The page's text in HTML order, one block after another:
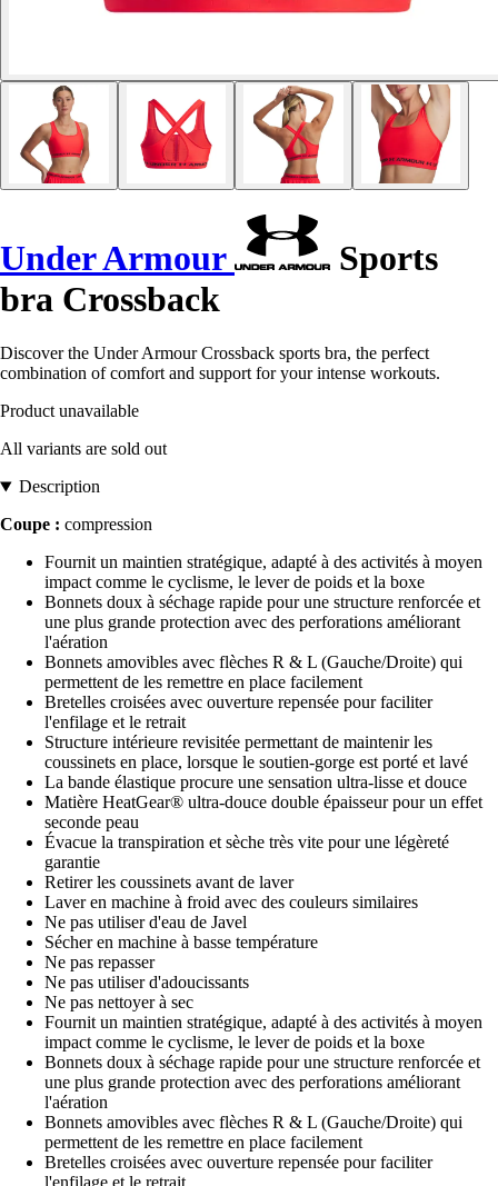
Under Armour
Sports
bra Crossback
Discover the Under Armour Crossback sports bra, the perfect
combination of comfort and support for your intense workouts.
Product unavailable
All variants are sold out
Description
Coupe : compression
Fournit un maintien stratégique, adapté à des activités à moyen
impact comme le cyclisme, le lever de poids et la boxe
Bonnets doux à séchage rapide pour une structure renforcée et
une plus grande protection avec des perforations améliorant
l'aération
Bonnets amovibles avec flèches R & L (Gauche/Droite) qui
permettent de les remettre en place facilement
Bretelles croisées avec ouverture repensée pour faciliter
l'enfilage et le retrait
Structure intérieure revisitée permettant de maintenir les
coussinets en place, lorsque le soutien-gorge est porté et lavé
La bande élastique procure une sensation ultra-lisse et douce
Matière HeatGear® ultra-douce double épaisseur pour un effet
seconde peau
Évacue la transpiration et sèche très vite pour une légèreté
garantie
Retirer les coussinets avant de laver
Laver en machine à froid avec des couleurs similaires
Ne pas utiliser d'eau de Javel
Sécher en machine à basse température
Ne pas repasser
Ne pas utiliser d'adoucissants
Ne pas nettoyer à sec
Fournit un maintien stratégique, adapté à des activités à moyen
impact comme le cyclisme, le lever de poids et la boxe
Bonnets doux à séchage rapide pour une structure renforcée et
une plus grande protection avec des perforations améliorant
l'aération
Bonnets amovibles avec flèches R & L (Gauche/Droite) qui
permettent de les remettre en place facilement
Bretelles croisées avec ouverture repensée pour faciliter